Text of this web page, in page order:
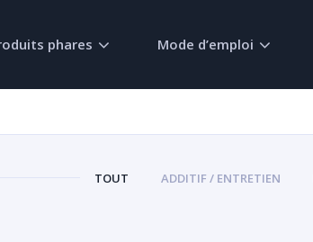
phares Mode d’emploi
TOUT ADDITIF / ENTRETIEN